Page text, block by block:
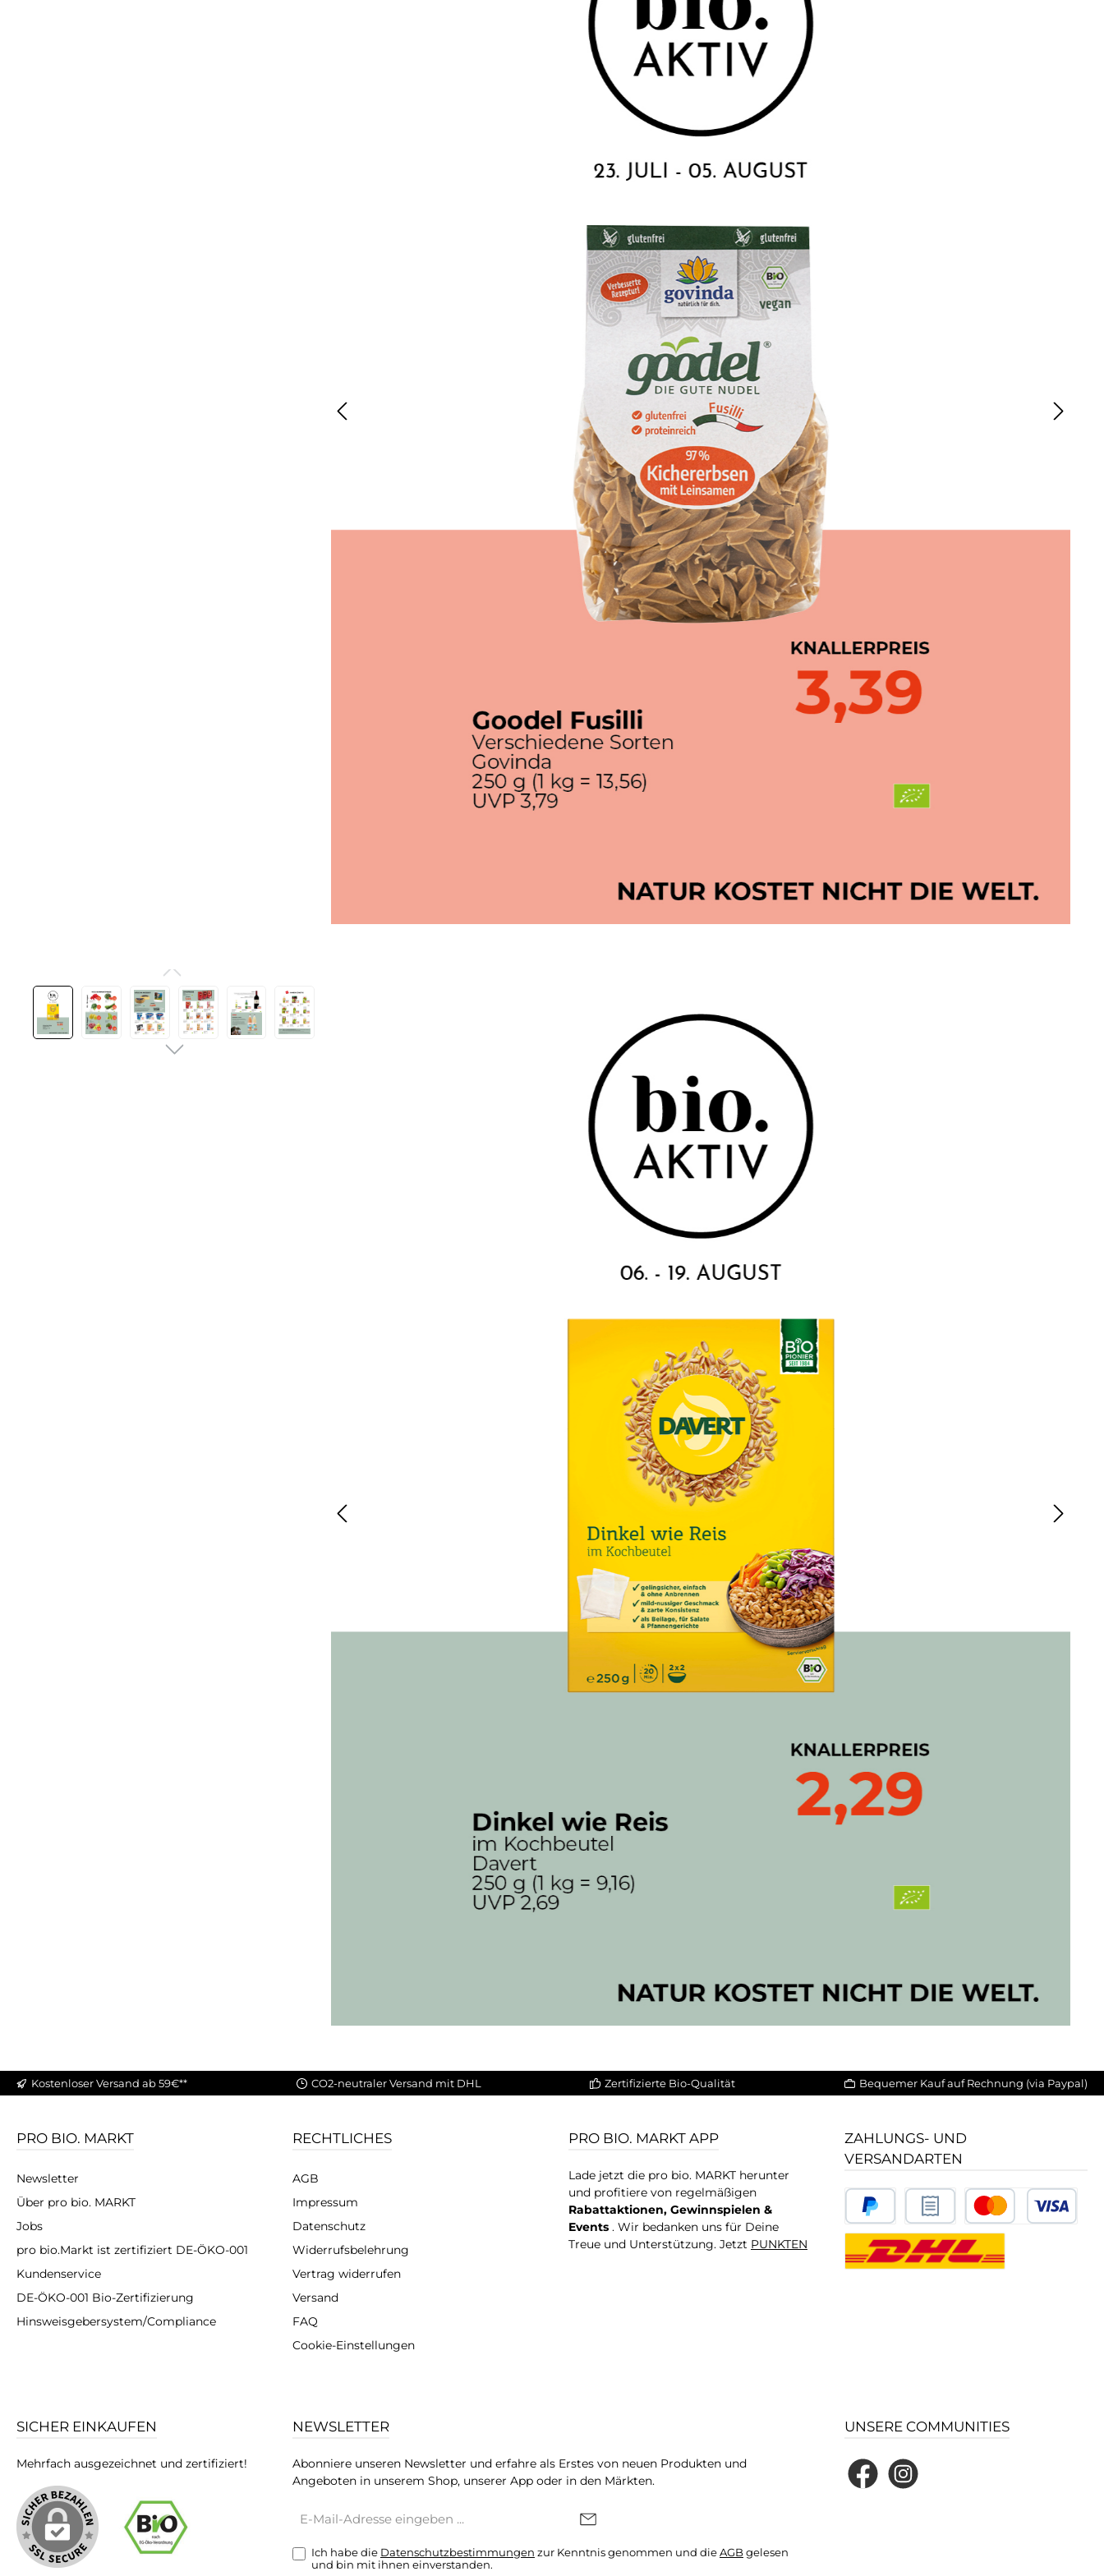
Bildergalerie überspringen
Kostenloser Versand ab 59€** CO2-neutraler Versand mit DHL Zertifizierte Bio-Qualität Bequemer Kauf auf Rechnung (via Paypal)
PRO BIO. MARKT
Newsletter
Über pro bio. MARKT
Jobs
pro bio.Markt ist zertifiziert DE-ÖKO-001
Kundenservice
DE-ÖKO-001 Bio-Zertifizierung
Hinsweisgebersystem/Compliance
RECHTLICHES
AGB
Impressum
Datenschutz
Widerrufsbelehrung
Vertrag widerrufen
Versand
FAQ
Cookie-Einstellungen
PRO BIO. MARKT APP
Lade jetzt die pro bio. MARKT herunter
und profitiere von regelmäßigen
Rabattaktionen, Gewinnspielen &
Events . Wir bedanken uns für Deine
Treue und Unterstützung. Jetzt PUNKTEN
ZAHLUNGS- UND
VERSANDARTEN
SICHER EINKAUFEN
Mehrfach ausgezeichnet und zertifiziert!
NEWSLETTER
Abonniere unseren Newsletter und erfahre als Erstes von neuen Produkten und
Angeboten in unserem Shop, unserer App oder in den Märkten.
Mail-
Ich habe die Datenschutzbestimmungen zur Kenntnis genommen und dieAGBgelesen
und bin mit ihnen einverstanden.
UNSERE COMMUNITIES
FacebookInstagram